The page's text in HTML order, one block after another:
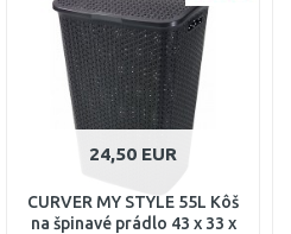
Porovnať
24,50 EUR
CURVER MY STYLE 55L Kôš
na špinavé prádlo 43 x 33 x